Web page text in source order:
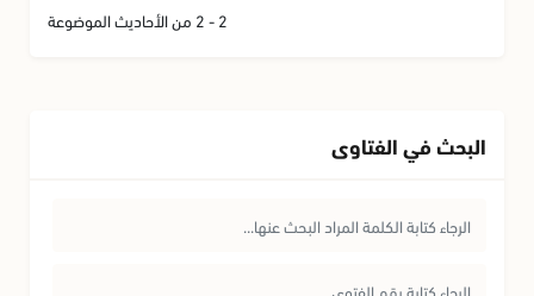
2 - 2 من الأحاديث الموضوعة
البحث في الفتاوى